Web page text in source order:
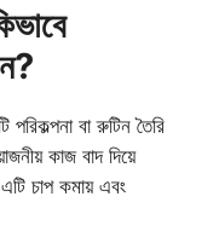
বা রুটিন তৈরি
কাজ বাদ দিয়ে
চাপ কমায় এবং